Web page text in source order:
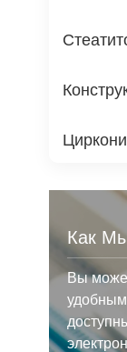
Как
Вы